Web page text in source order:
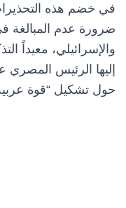
في خضم هذه
ضرورة عدم المبالغة
والإسرائيلي، معيداً
حول تشكيل “قوة